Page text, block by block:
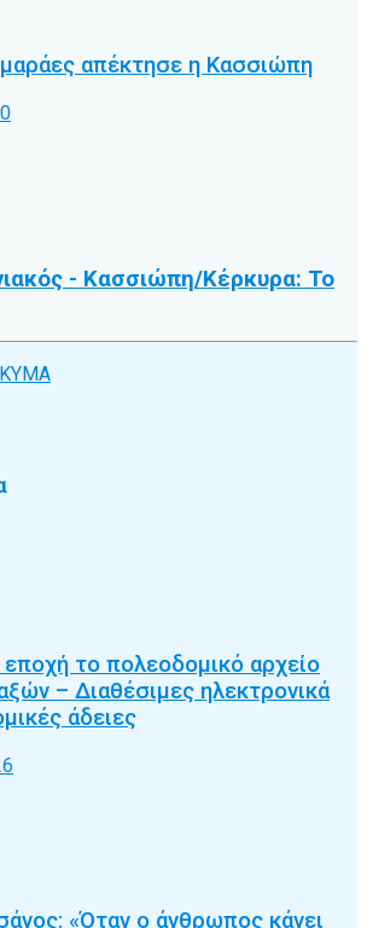
απέκτησε η Κασσιώπη
- Κασσιώπη/Κέρκυρα: Το
το πολεοδομικό αρχείο
– Διαθέσιμες ηλεκτρονικά
άδειες
«Όταν ο άνθρωπος κάνει